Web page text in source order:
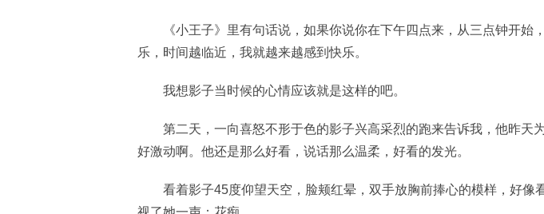
《小王子》里有句话说，如果你说你在下午四点来，从三点钟开始
乐，时间越临近，我就越来越感到快乐。
我想影子当时候的心情应该就是这样的吧。
第二天，一向喜怒不形于色的影子兴高采烈的跑来告诉我，他昨天
好激动啊。他还是那么好看，说话那么温柔，好看的发光。
看着影子45度仰望天空，脸颊红晕，双手放胸前捧心的模样，好像